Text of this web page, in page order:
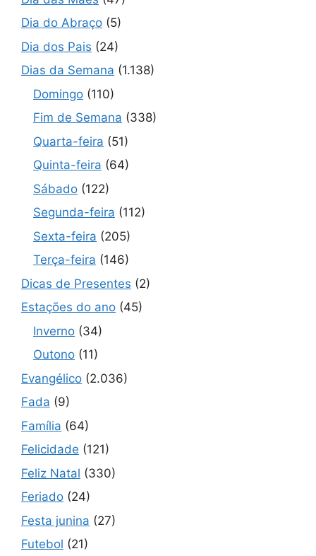
Dia do Abraço (5)
Dia dos Pais (24)
Dias da Semana (1.138)
Domingo (110)
Fim de Semana (338)
Quarta-feira (51)
Quinta-feira (64)
Sábado (122)
Segunda-feira (112)
Sexta-feira (205)
Terça-feira (146)
Dicas de Presentes (2)
Estações do ano (45)
Inverno (34)
Outono (11)
Evangélico (2.036)
Fada (9)
Família (64)
Felicidade (121)
Feliz Natal (330)
Feriado (24)
Festa junina (27)
Futebol (21)